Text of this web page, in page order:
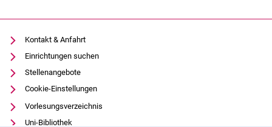
Kontakt & Anfahrt
Einrichtungen suchen
Stellenangebote
Cookie-Einstellungen
Vorlesungsverzeichnis
Uni-Bibliothek